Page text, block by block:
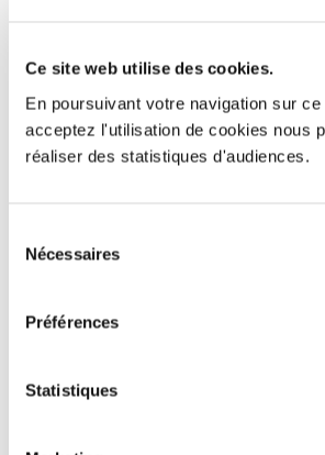
Ce site web utilise des cookies.
En poursuivant votre navigation sur
acceptez l'utilisation de cookies nous
réaliser des statistiques d'audiences.
Nécessaires
Préférences
Statistiques
Transport – mise en
Abattoir